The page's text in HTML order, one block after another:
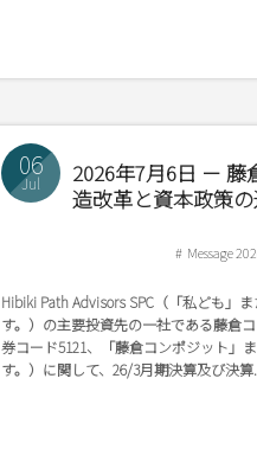
06
Jul
2026年7月6日 －
造改革と資本政策
Message
Hibiki Path Advisors SPC（「私ども」
す。）の主要投資先の一社である藤倉
券コード5121、「藤倉コンポジット」
す。）に関して、26/3月期決算及び決算